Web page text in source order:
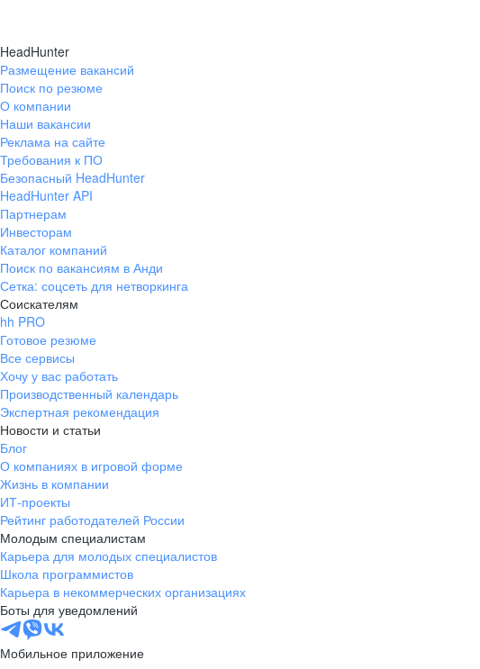
HeadHunter
Размещение вакансий
Поиск по резюме
О компании
Наши вакансии
Реклама на сайте
Требования к ПО
Безопасный HeadHunter
HeadHunter API
Партнерам
Инвесторам
Каталог компаний
Поиск по вакансиям в Анди
Сетка: соцсеть для нетворкинга
Соискателям
hh PRO
Готовое резюме
Все сервисы
Хочу у вас работать
Производственный календарь
Экспертная рекомендация
Новости и статьи
Блог
О компаниях в игровой форме
Жизнь в компании
ИТ-проекты
Рейтинг работодателей России
Молодым специалистам
Карьера для молодых специалистов
Школа программистов
Карьера в некоммерческих организациях
Боты для уведомлений
Мобильное приложение